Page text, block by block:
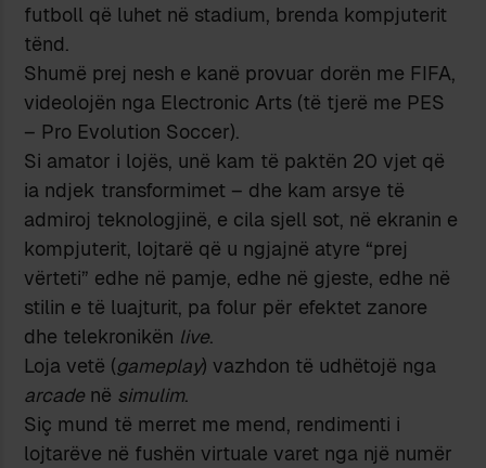
futboll që luhet në stadium, brenda kompjuterit
tënd.
Shumë prej nesh e kanë provuar dorën me FIFA,
videolojën nga Electronic Arts (të tjerë me PES
– Pro Evolution Soccer).
Si amator i lojës, unë kam të paktën 20 vjet që
ia ndjek transformimet – dhe kam arsye të
admiroj teknologjinë, e cila sjell sot, në ekranin e
kompjuterit, lojtarë që u ngjajnë atyre “prej
vërteti” edhe në pamje, edhe në gjeste, edhe në
stilin e të luajturit, pa folur për efektet zanore
dhe telekronikën live.
Loja vetë (gameplay) vazhdon të udhëtojë nga
arcade në simulim.
Siç mund të merret me mend, rendimenti i
lojtarëve në fushën virtuale varet nga një numër